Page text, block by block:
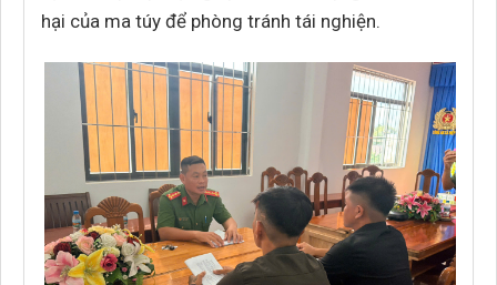
hại của ma túy để phòng tránh tái nghiện.